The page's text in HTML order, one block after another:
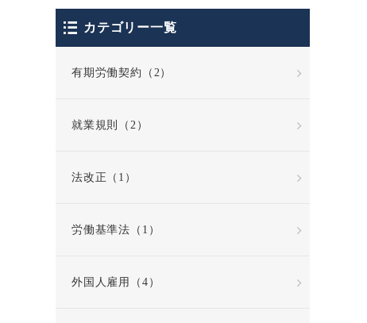
カテゴリー一覧
有期労働契約（2）
就業規則（2）
法改正（1）
労働基準法（1）
外国人雇用（4）